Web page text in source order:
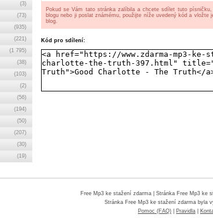
Pokud se Vám tato stránka zalíbila a chcete sdílet tuto
blogu nebo ji poslat známému, použijte níže uvedený kód a vložte
blog.
Kód pro sdílení:
(3)
(73)
(935)
(221)
(1 795)
(38)
(103)
(2)
(56)
(194)
(50)
(207)
(30)
(19)
Free Mp3 ke stažení zdarma| Stránka Free Mp3 ke
Stránka Free Mp3 ke stažení zdarmabyla
Pomoc (FAQ)
Pravidla